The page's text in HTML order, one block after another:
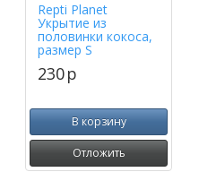
Repti Planet
Укрытие из
половинки кокоса,
размер S
230p
В корзину
Отложить